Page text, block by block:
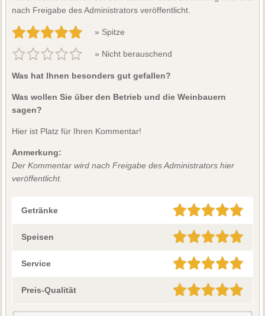
nach Freigabe des Administrators veröffentlicht.
» Spitze
» Nicht berauschend
Was hat Ihnen besonders gut gefallen?
Was wollen Sie über den Betrieb und die Weinbauern
sagen?
Hier ist Platz für Ihren Kommentar!
Anmerkung:
Der Kommentar wird nach Freigabe des Administrators hier
veröffentlicht.
Getränke
Speisen
Service
Preis-Qualität